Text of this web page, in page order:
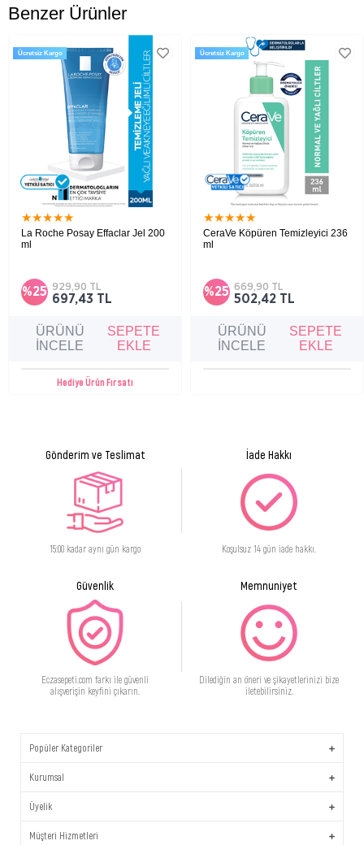
Kullanım Önerisi:
Nemli yüz ve vücudunuza masaj yaparak köpürtünüz ve bol su ile
durulayınız. Nazikçe kurulayınız. Etki bir sonuç için Atoderm Intensive
Balm ile kullanmanızı tavsiye ederiz.
Uygun Cilt Tipi:
Kuru, çok kuru ve atopiye eğilimli ciltler.
Ürün İçeriği:
AQUA/WATER/EAU, SODİUM LAURETH SULFATE, LAURYL GLUCOSİDE, PEG-
200 HYDROGENATED GLYCERYL PALMATE, DİSODİUM EDTA, PEG-7 GLYCERYL
COCOATE, SODİUM CHLORİDE, CAPRYLYL GLYCOL, ZİNC SULFATE, COPPER
SULFATE, SODİUM HYDROXİDE, CİTRİC ACİD, POLYSORBATE 20, NİACİNAMİDE,
FRUCTOOLİGOSACCHARİDES, MANNİTOL, XYLİTOL, RHAMNOSE.
Ürün Formu
Benzer Ürünler
★★★★★
La Roche Posay Effaclar Jel 200
ml
%25
697,43 TL
929,90 TL
Hediye Ürün Fırsatı
Ücretsiz Kargo
ÜRÜNÜ
İNCELE
SEPETE
EKLE
★★★★★
CeraVe Köpüren Temizleyici 236
ml
%25
502,42 TL
669,90 TL
Ücretsiz Kargo
ÜRÜNÜ
İNCELE
SEPETE
EKLE
Gönderim ve Teslimat
15:00 kadar aynı gün kargo
İade Hakkı
Koşulsuz 14 gün iade hakkı.
Güvenlik
Eczasepeti.com farkı ile güvenli
alışverişin keyfini çıkarın.
Memnuniyet
Dilediğin an öneri ve şikayetlerinizi bize
iletebilirsiniz.
Popüler Kategoriler
Kurumsal
Üyelik
Müşteri Hizmetleri